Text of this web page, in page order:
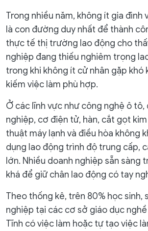
Trong nhiều năm, không ít gia đình
là con đường duy nhất để thành
thực tế thị trường lao động cho
nghiệp đang thiếu nghiêm trọng
trong khi không ít cử nhân gặp khó
kiếm việc làm phù hợp.
Ở các lĩnh vực như công nghệ ô tô,
nghiệp, cơ điện tử, hàn, cắt gọt
thuật máy lạnh và điều hòa không
dụng lao động trình độ trung cấp,
lớn. Nhiều doanh nghiệp sẵn sàng
khá để giữ chân lao động có tay
Theo thống kê, trên 80% học sinh,
nghiệp tại các cơ sở giáo dục
Tĩnh có việc làm hoặc tự tạo việc